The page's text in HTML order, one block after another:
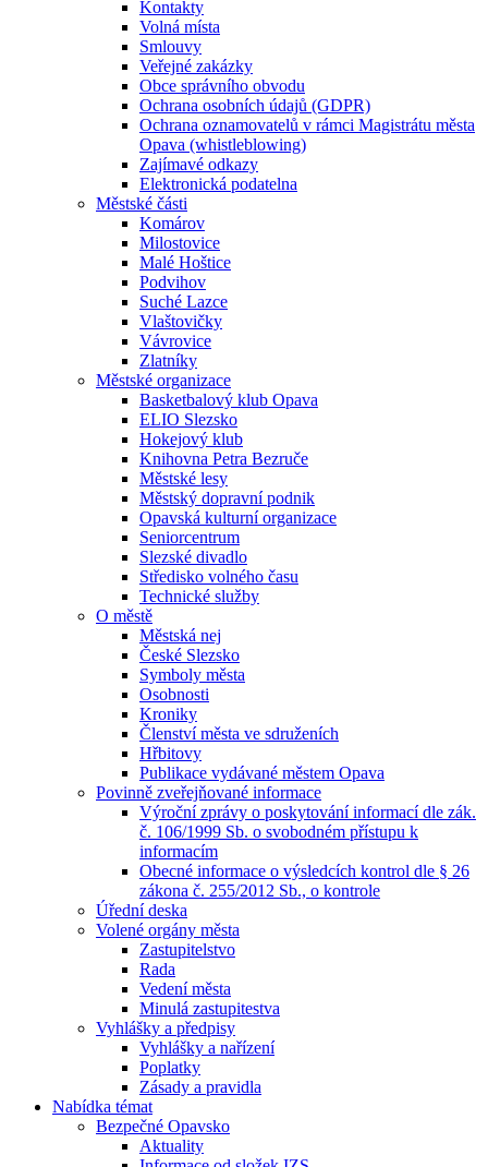
Kontakty
Volná místa
Smlouvy
Veřejné zakázky
Obce správního obvodu
Ochrana osobních údajů (GDPR)
Ochrana oznamovatelů v rámci Magistrátu města
Opava (whistleblowing)
Zajímavé odkazy
Elektronická podatelna
Městské části
Komárov
Milostovice
Malé Hoštice
Podvihov
Suché Lazce
Vlaštovičky
Vávrovice
Zlatníky
Městské organizace
Basketbalový klub Opava
ELIO Slezsko
Hokejový klub
Knihovna Petra Bezruče
Městské lesy
Městský dopravní podnik
Opavská kulturní organizace
Seniorcentrum
Slezské divadlo
Středisko volného času
Technické služby
O městě
Městská nej
České Slezsko
Symboly města
Osobnosti
Kroniky
Členství města ve sdruženích
Hřbitovy
Publikace vydávané městem Opava
Povinně zveřejňované informace
Výroční zprávy o poskytování informací dle zák.
č. 106/1999 Sb. o svobodném přístupu k
informacím
Obecné informace o výsledcích kontrol dle § 26
zákona č. 255/2012 Sb., o kontrole
Úřední deska
Volené orgány města
Zastupitelstvo
Rada
Vedení města
Minulá zastupitestva
Vyhlášky a předpisy
Vyhlášky a nařízení
Poplatky
Zásady a pravidla
Nabídka témat
Bezpečné Opavsko
Aktuality